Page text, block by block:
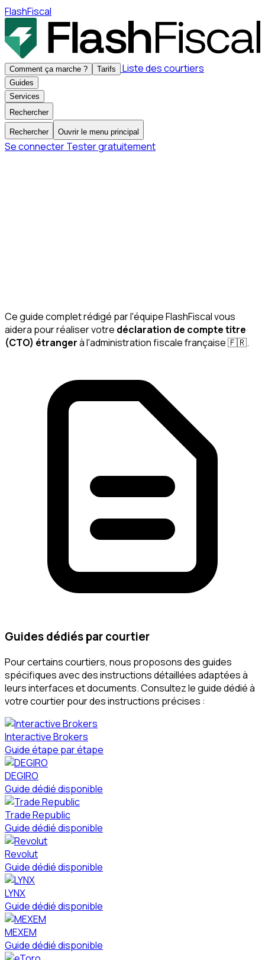
FlashFiscal
Comment ça marche ? Tarifs Liste des courtiers
Guides
Services
Rechercher
Rechercher Ouvrir le menu principal
Se connecterTester gratuitement
FlashFiscal
Ce guide complet rédigé par l'équipe FlashFiscal vous
aidera pour réaliser votre déclaration de compte titre
(CTO) étrangerà l'administration fiscale française 🇫🇷.
Guides dédiés par courtier
Pour certains courtiers, nous proposons des guides
spécifiques avec des instructions détaillées adaptées à
leurs interfaces et documents. Consultez le guide dédié à
votre courtier pour des instructions précises :
Interactive Brokers
Guide étape par étape
DEGIRO
Guide dédié disponible
Trade Republic
Guide dédié disponible
Revolut
Guide dédié disponible
LYNX
Guide dédié disponible
MEXEM
Guide dédié disponible